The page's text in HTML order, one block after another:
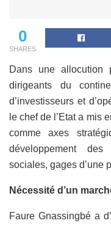
0
SHARES
Dans une allocution
dirigeants du
d’investisseurs et
le chef de l’Etat a mis
comme axes
développement
sociales, gages d’une
Nécessité d’un
Faure Gnassingbé a